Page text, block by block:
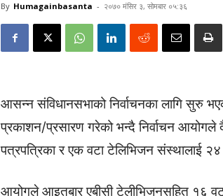
By Humagainbasanta - २०७० मंसिर ३, सोमबार ०५:३६
आसन्न संविधानसभाको निर्वाचनका लागि सुरु
प्रकाशन/प्रसारण गरेको भन्दै निर्वाचन आयोगले
पत्रपत्रिका र एक वटा टेलिभिजन संस्थालाई
आयोगले आइतबार एबीसी टेलीभिजनसहित १६